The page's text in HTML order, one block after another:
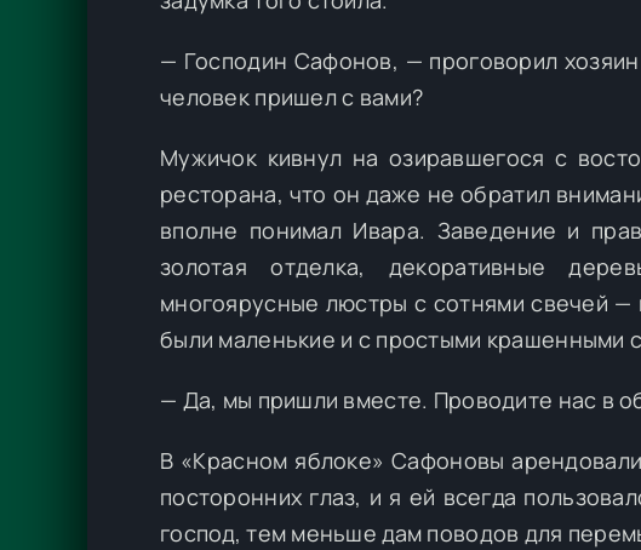
— Господин Сафонов, — проговорил
человек пришел с вами?
Мужичок кивнул на озиравшегося с
ресторана, что он даже не обратил
вполне понимал Ивара. Заведение и
золотая отделка, декоративные
многоярусные люстры с сотнями свечей —
были маленькие и с простыми крашенными
— Да, мы пришли вместе. Проводите нас в
В «Красном яблоке» Сафоновы
посторонних глаз, и я ей всегда
господ, тем меньше дам поводов для